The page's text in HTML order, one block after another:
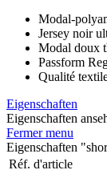
Modal-
Jersey noir
Modal doux
Passform
Qualité
Eigenschaften
Eigenschaften
Fermer menu
Eigenschaften
Réf. d'article